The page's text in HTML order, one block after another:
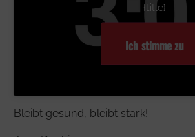
{title}
Ich stimme zu
Bleibt gesund, bleibt stark!